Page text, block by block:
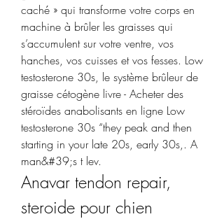
caché » qui transforme votre corps en
machine à brûler les graisses qui
s’accumulent sur votre ventre, vos
hanches, vos cuisses et vos fesses. Low
testosterone 30s, le système brûleur de
graisse cétogène livre - Acheter des
stéroïdes anabolisants en ligne Low
testosterone 30s “they peak and then
starting in your late 20s, early 30s,. A
man&#39;s t lev.
Anavar tendon repair,
steroide pour chien